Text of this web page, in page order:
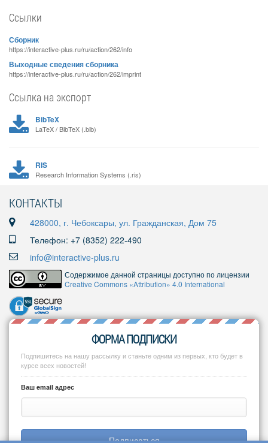
Ссылки
Сборник
https://interactive-plus.ru/ru/action/262/info
Выходные сведения сборника
https://interactive-plus.ru/ru/action/262/imprint
Ссылка на экспорт
BibTeX
LaTeX / BibTeX (.bib)
RIS
Research Information Systems (.ris)
КОНТАКТЫ
428000, г. Чебоксары, ул. Гражданская, Дом 75
Телефон: +7 (8352) 222-490
info@interactive-plus.ru
Содержимое данной страницы доступно по лицензии
Creative Commons «Attribution» 4.0 International
ФОРМА ПОДПИСКИ
Подпишитесь на нашу рассылку и станьте одним из первых, кто будет в
курсе всех новостей!
Ваш email адрес
Подписаться